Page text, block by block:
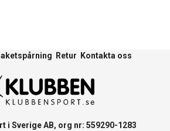
Retur Kontakta oss
Sverige AB, org nr: 559290-1283